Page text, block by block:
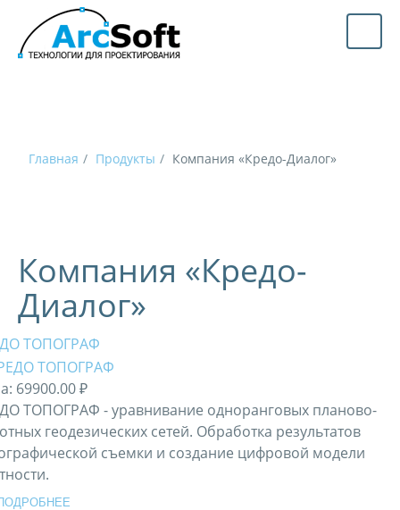
Главная Продукты Компания «Кредо-Диалог»
Компания «Кредо-
Диалог»
ТОПОГРАФ
69900.00 ₽
ТОПОГРАФ - уравнивание одноранговых планово-
геодезических сетей. Обработка результатов
съемки и создание цифровой модели